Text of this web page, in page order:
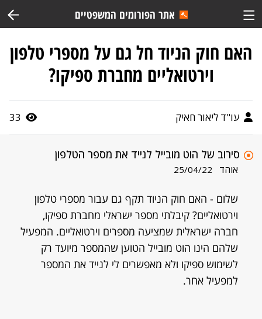
אתר הפורומים המשפטיים
האם חוק הניוד חל גם על מספרי טלפון
וירטואליים מחברת ספיקו?
עו"ד ליאור חאיק 33
סירוב של הוט מובייל לנייד את מספר הטלפון
אוהד 25/04/22
שלום - האם חוק הניוד תקף גם עבור מספרי טלפון
וירטואליים? קיבלתי מספר ישראלי מחברת ספיקו,
חברה ישראלית שמציעה מספרים וירטואליים. המפעיל
שלהם הינו הוט מובייל הטוען שהמספר מיועד רק
לשימוש ספיקו ולא מאפשרים לי לנייד את המספר
למפעיל אחר.